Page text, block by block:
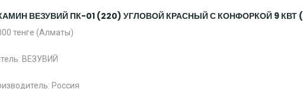
ВЕЗУВИЙ ПК-01 (220) УГЛОВОЙ КРАСНЫЙ С КОНФОРКОЙ 9 КВТ
тенге (Алматы)
ВЕЗУВИЙ
Россия